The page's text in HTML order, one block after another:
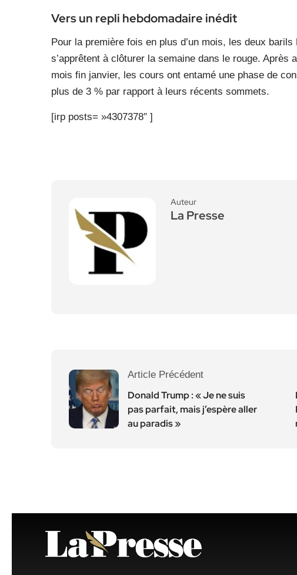
Vers un repli hebdomadaire inédit
Pour la première fois en plus d’un mois, les deux
s’apprêtent à clôturer la semaine dans le rouge.
mois fin janvier, les cours ont entamé une phase de
plus de 3 % par rapport à leurs récents sommets.
[irp posts= »4307378″ ]
Auteur
La Presse
Article Précédent
Donald Trump : « Je ne suis
pas parfait, mais j’espère aller
au paradis »